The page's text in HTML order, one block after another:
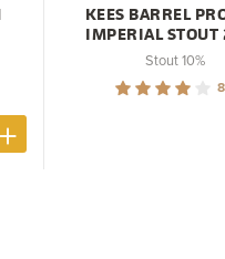
KEES BARREL
IMPERIAL
Stout 10%